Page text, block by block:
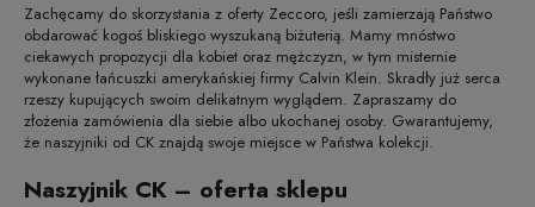
Zachęcamy do skorzystania z oferty Zeccoro, jeśli zamierzają Państwo
obdarować kogoś bliskiego wyszukaną biżuterią. Mamy mnóstwo
ciekawych propozycji dla kobiet oraz mężczyzn, w tym misternie
wykonane łańcuszki amerykańskiej firmy Calvin Klein. Skradły już serca
rzeszy kupujących swoim delikatnym wyglądem. Zapraszamy do
złożenia zamówienia dla siebie albo ukochanej osoby. Gwarantujemy,
że naszyjniki od CK znajdą swoje miejsce w Państwa kolekcji.
Naszyjnik CK – oferta sklepu